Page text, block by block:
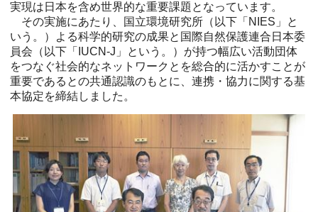
実現は日本を含め世界的な重要課題となっています。
その実施にあたり、国立環境研究所（以下「NIES」と
いう。）よる科学的研究の成果と国際自然保護連合日本委
員会（以下「IUCN-J」という。）が持つ幅広い活動団体
をつなぐ社会的なネットワークとを総合的に活かすことが
重要であるとの共通認識のもとに、連携・協力に関する基
本協定を締結しました。